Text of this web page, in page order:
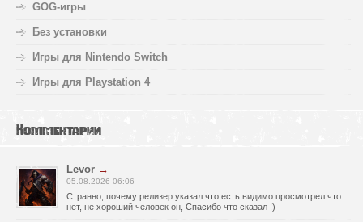
GOG-игры
Без установки
Игры для Nintendo Switch
Игры для Playstation 4
Комментарии
Levor →
05.08.2026 06:06
Странно, почему релизер указал что есть видимо просмотрел что
нет, не хороший человек он, Спасибо что сказал !)